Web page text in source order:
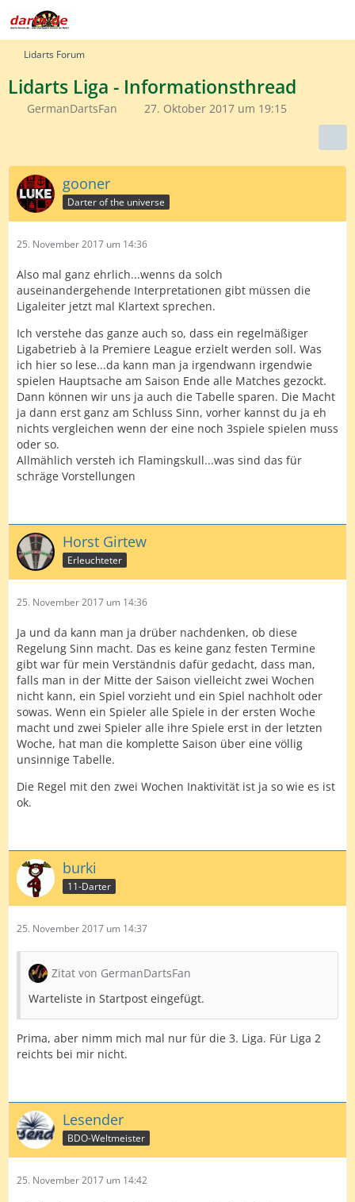
Lidarts Forum
Lidarts Liga - Informationsthread
GermanDartsFan 27. Oktober 2017 um 19:15
gooner
Darter of the universe
25. November 2017 um 14:36
Also mal ganz ehrlich...wenns da solch
auseinandergehende Interpretationen gibt müssen die
Ligaleiter jetzt mal Klartext sprechen.
Ich verstehe das ganze auch so, dass ein regelmäßiger
Ligabetrieb à la Premiere League erzielt werden soll. Was
ich hier so lese...da kann man ja irgendwann irgendwie
spielen Hauptsache am Saison Ende alle Matches gezockt.
Dann können wir uns ja auch die Tabelle sparen. Die Macht
ja dann erst ganz am Schluss Sinn, vorher kannst du ja eh
nichts vergleichen wenn der eine noch 3spiele spielen muss
oder so.
Allmählich versteh ich Flamingskull...was sind das für
schräge Vorstellungen
Horst Girtew
Erleuchteter
25. November 2017 um 14:36
Ja und da kann man ja drüber nachdenken, ob diese
Regelung Sinn macht. Das es keine ganz festen Termine
gibt war für mein Verständnis dafür gedacht, dass man,
falls man in der Mitte der Saison vielleicht zwei Wochen
nicht kann, ein Spiel vorzieht und ein Spiel nachholt oder
sowas. Wenn ein Spieler alle Spiele in der ersten Woche
macht und zwei Spieler alle ihre Spiele erst in der letzten
Woche, hat man die komplette Saison über eine völlig
unsinnige Tabelle.
Die Regel mit den zwei Wochen Inaktivität ist ja so wie es ist
ok.
burki
11-Darter
25. November 2017 um 14:37
Zitat von GermanDartsFan
Warteliste in Startpost eingefügt.
Prima, aber nimm mich mal nur für die 3. Liga. Für Liga 2
reichts bei mir nicht.
Lesender
BDO-Weltmeister
25. November 2017 um 14:42